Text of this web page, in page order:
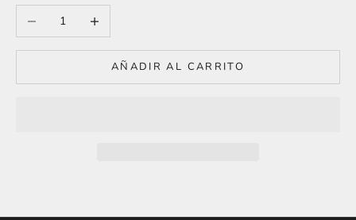
Reducir cantidadAumentar cantidad
AÑADIR AL CARRITO